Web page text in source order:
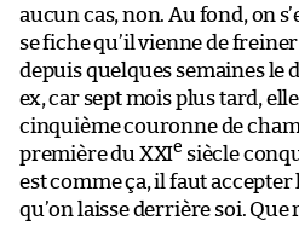
aucun cas, non. Au fond, on
se fiche qu’il vienne de
depuis quelques semaines le
ex, car sept mois plus tard,
cinquième couronne de
première du XXIe siècle
est comme ça, il faut
qu’on laisse derrière soi.